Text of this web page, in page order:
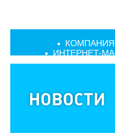
КОМПАНИЯ
ИНТЕРНЕТ-